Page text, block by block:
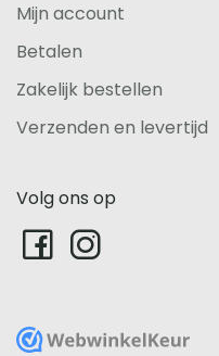
Mijn account
Betalen
Zakelijk bestellen
Verzenden en levertijd
Volg ons op
WebwinkelKeur